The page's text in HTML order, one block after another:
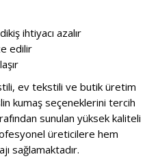
ihtiyacı azalır
edilir
ev tekstili ve butik üretim
kumaş seçeneklerini tercih
sunulan yüksek kaliteli
üreticilere hem
sağlamaktadır.